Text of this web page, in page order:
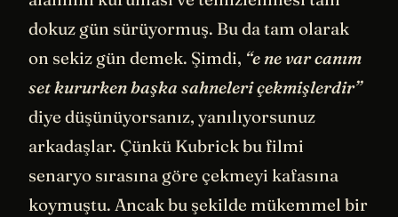
dokuz gün sürüyormuş. Bu da tam olarak
on sekiz gün demek. Şimdi, “e ne var canım
set kururken başka sahneleri çekmişlerdir”
diye düşünüyorsanız, yanılıyorsunuz
arkadaşlar. Çünkü Kubrick bu filmi
senaryo sırasına göre çekmeyi kafasına
koymuştu. Ancak bu şekilde mükemmel bir